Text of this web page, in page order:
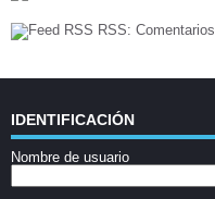
RSS: Comentarios
IDENTIFICACIÓN
Nombre de usuario